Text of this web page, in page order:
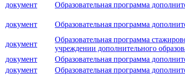
документ Образовательная программа
документ Образовательная программа
документ
Образовательная программа
учреждении дополнительного
документ
Образовательная программа
документ
Образовательная программа